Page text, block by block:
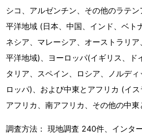
シコ、アルゼンチン、その他のラテ
平洋地域 (日本、中国、インド、ベト
ネシア、マレーシア、オーストラリ
平洋地域)、ヨーロッパ(イギリス、ド
タリア、スペイン、ロシア、ノルデ
ロッパ)、および中東とアフリカ (イ
アフリカ、南アフリカ、その他の中東
調査方法： 現地調査 240件、インタ